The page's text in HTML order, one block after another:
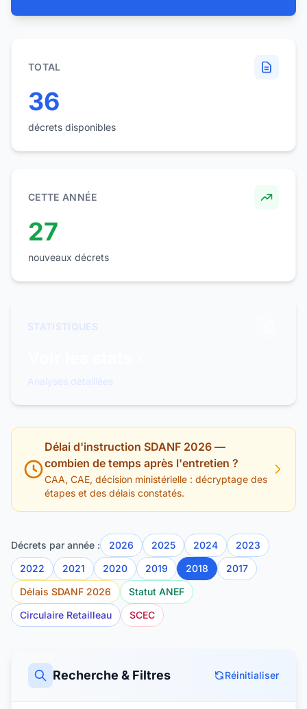
TOTAL
36
décrets disponibles
CETTE ANNÉE
27
nouveaux décrets
STATISTIQUES
Analyses détaillées
Délai d'instruction SDANF 2026 —
combien de temps après l'entretien ?
CAA, CAE, décision ministérielle : décryptage des
étapes et des délais constatés.
Décrets par année : 2026 2025 2024
2023
2022
2021 2020 2019 2018
2017
Délais SDANF 2026
Statut ANEF
Circulaire Retailleau
SCEC
Recherche & Filtres Réinitialiser